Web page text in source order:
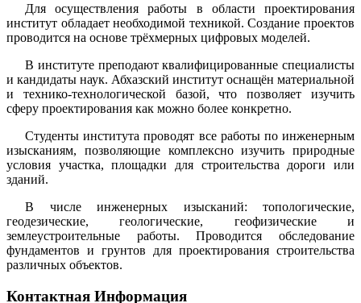
Для осуществления работы в области проектирования
институт обладает необходимой техникой. Создание проектов
проводится на основе трёхмерных цифровых моделей.
В институте преподают квалифицированные специалисты
и кандидаты наук. Абхазский институт оснащён материальной
и технико-технологической базой, что позволяет изучить
сферу проектирования как можно более конкретно.
Студенты института проводят все работы по инженерным
изысканиям, позволяющие комплексно изучить природные
условия участка, площадки для строительства дороги или
зданий.
В числе инженерных изысканий: топологические,
геодезические, геологические, геофизические и
землеустроительные работы. Проводится обследование
фундаментов и грунтов для проектирования строительства
различных объектов.
Контактная Информация